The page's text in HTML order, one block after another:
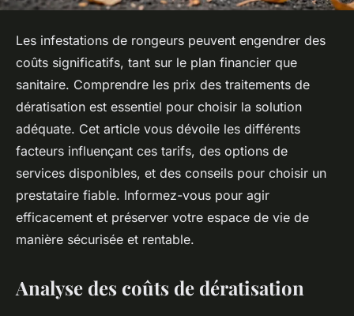
Les infestations de rongeurs peuvent engendrer des
coûts significatifs, tant sur le plan financier que
sanitaire. Comprendre les prix des traitements de
dératisation est essentiel pour choisir la solution
adéquate. Cet article vous dévoile les différents
facteurs influençant ces tarifs, des options de
services disponibles, et des conseils pour choisir un
prestataire fiable. Informez-vous pour agir
efficacement et préserver votre espace de vie de
manière sécurisée et rentable.
Analyse des coûts de dératisation